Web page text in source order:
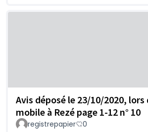
Avis déposé le 23/10/2020, lors
mobile à Rezé page 1-12 n° 10
registrepapier 0